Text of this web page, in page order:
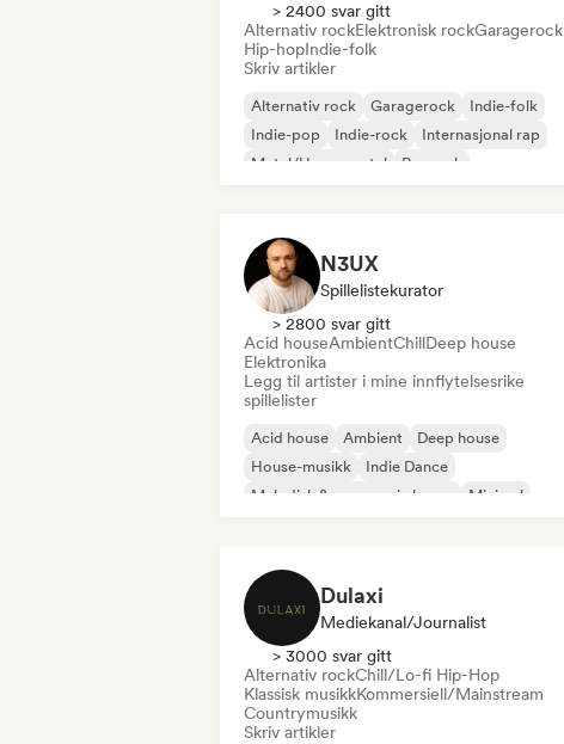
> 2400 svar gitt
Alternativ rockElektronisk rockGaragerock
Hip-hopIndie-folk
Skriv artikler
Alternativ rock Garagerock
Indie-folk
Indie-pop
Indie-rock
Internasjonal rap
Metal/Heavy metal
Poprock
N3UX
Spillelistekurator
> 2800 svar gitt
Acid houseAmbientChillDeep house
Elektronika
Legg til artister i mine innflytelsesrike
spillelister
Acid house Ambient
Deep house
House-musikk
Indie Dance
Melodisk & progressiv house
Minimal
Dulaxi
Mediekanal/journalist
> 3000 svar gitt
Alternativ rockChill/Lo-fi Hip-Hop
Klassisk musikkKommersiell/Mainstream
Countrymusikk
Skriv artikler